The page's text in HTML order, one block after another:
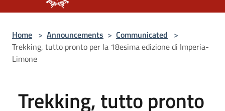
Home > Announcements > Communicated >
Trekking, tutto pronto per la 18esima edizione di Imperia-
Limone
Trekking, tutto pronto